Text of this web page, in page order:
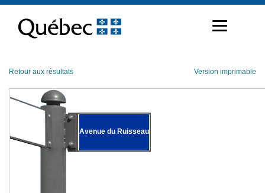
contenu
Retour aux résultats Version imprimable
Avenue du Ruisseau